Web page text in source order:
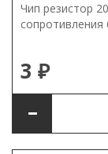
Чип резистор
3 ₽